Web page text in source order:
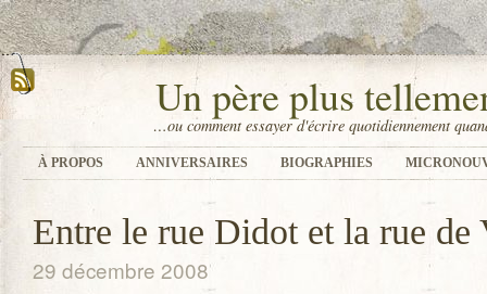
Un père plus
…ou comment essayer d'écrire quotidiennement
À PROPOS ANNIVERSAIRES BIOGRAPHIES
Entre le rue Didot et la rue de
29 décembre 2008